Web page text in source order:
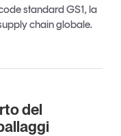
standard GS1, la
chain globale.
del